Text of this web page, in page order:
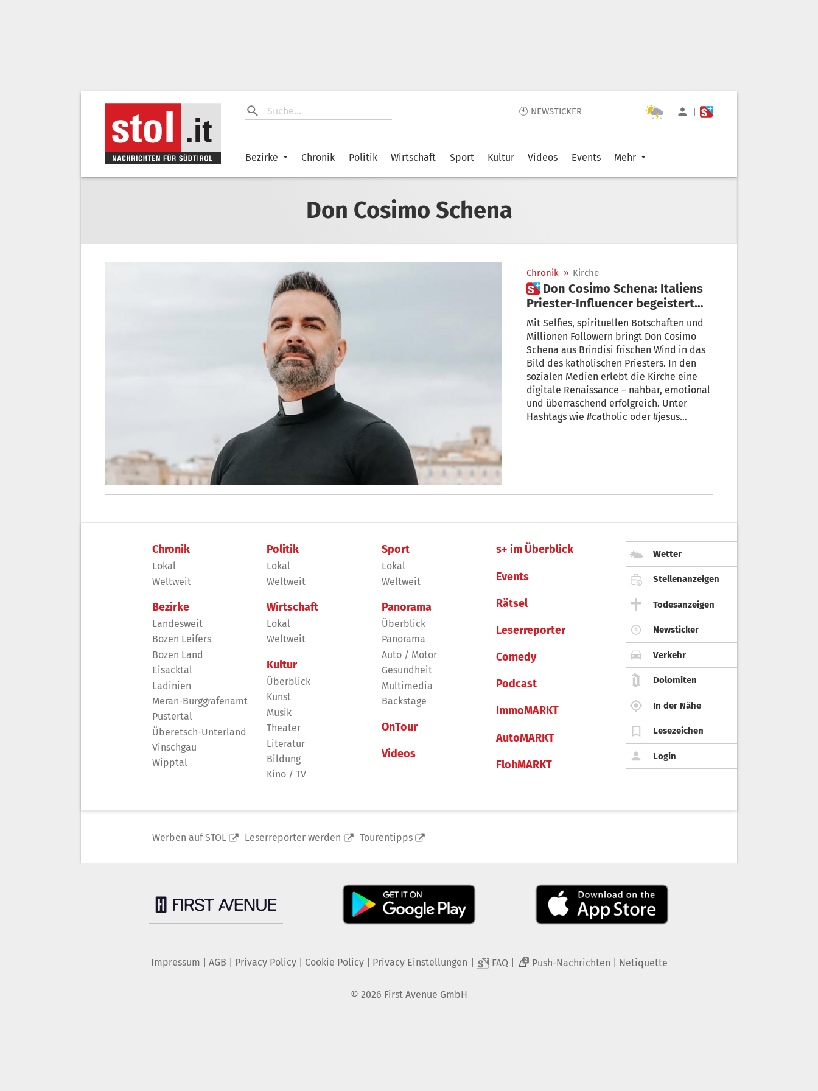
🕙 NEWSTICKER | |
Bezirke Chronik Politik Wirtschaft Sport Kultur Videos Events Mehr
Don Cosimo Schena
Chronik » Kirche
 Don Cosimo Schena: Italiens
Priester-Influencer begeistert
Millionen
Mit Selfies, spirituellen Botschaften und
Millionen Followern bringt Don Cosimo
Schena aus Brindisi frischen Wind in das
Bild des katholischen Priesters. In den
sozialen Medien erlebt die Kirche eine
digitale Renaissance – nahbar, emotional
und überraschend erfolgreich. Unter
Hashtags wie #catholic oder #jesus
Chronik
Lokal
Weltweit
Bezirke
Landesweit
Bozen Leifers
Bozen Land
Eisacktal
Ladinien
Meran-Burggrafenamt
Pustertal
Überetsch-Unterland
Vinschgau
Wipptal
Politik
Lokal
Weltweit
Wirtschaft
Lokal
Weltweit
Kultur
Überblick
Kunst
Musik
Theater
Literatur
Bildung
Kino / TV
Sport
Lokal
Weltweit
Panorama
Überblick
Panorama
Auto / Motor
Gesundheit
Multimedia
Backstage
OnTour
Videos
s+ im Überblick
Events
Rätsel
Leserreporter
Comedy
Podcast
ImmoMARKT
AutoMARKT
FlohMARKT
Wetter
Stellenanzeigen
Todesanzeigen
Newsticker
Verkehr
Dolomiten
In der Nähe
Lesezeichen
Login
Werben auf STOL Leserreporter werden Tourentipps
Impressum AGB Privacy Policy| Cookie Policy| Privacy Einstellungen FAQ 2 Push-Nachrichten Netiquette
© 2026 First Avenue GmbH